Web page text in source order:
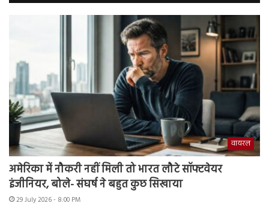
वायरल
अमेरिका में नौकरी नहीं मिली तो भारत लौटे सॉफ्टवेयर
इंजीनियर, बोले- संघर्ष ने बहुत कुछ सिखाया
29 July 2026 - 8:00 PM